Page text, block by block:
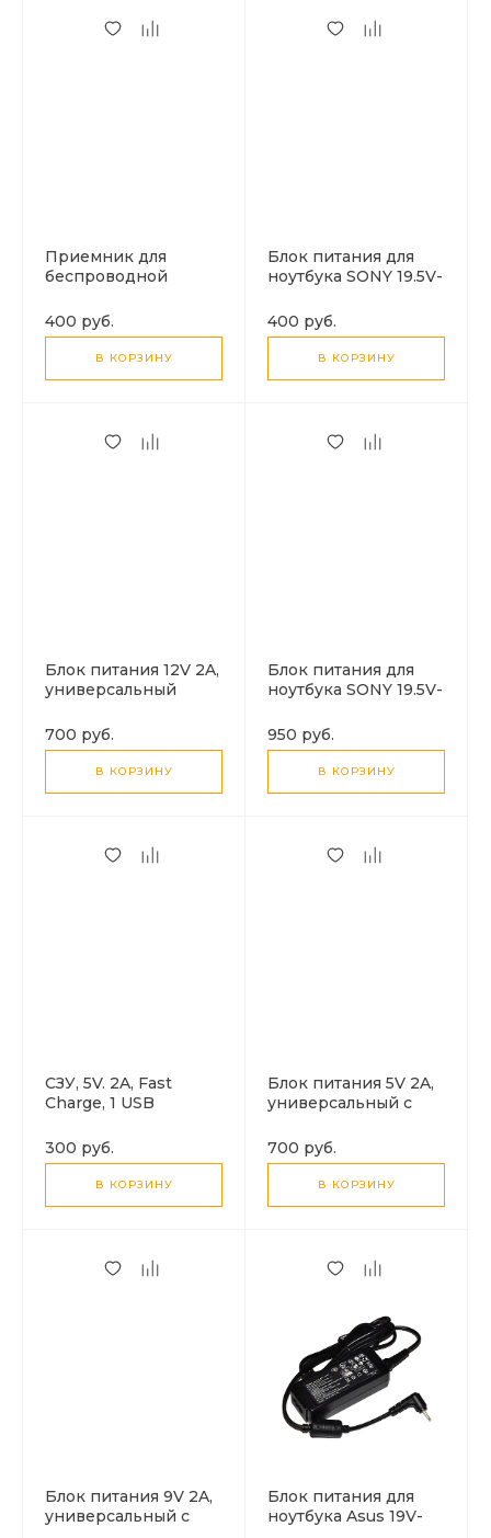
Приемник для
беспроводной
черный
400 руб.
В КОРЗИНУ
Блок питания для
ноутбука SONY 19.5V-
400 руб.
В КОРЗИНУ
Блок питания 12V 2A,
универсальный
700 руб.
В КОРЗИНУ
Блок питания для
ноутбука SONY 19.5V-
950 руб.
В КОРЗИНУ
СЗУ, 5V. 2A, Fast
Charge, 1 USB
300 руб.
В КОРЗИНУ
Блок питания 5V 2A,
универсальный с
700 руб.
В КОРЗИНУ
Блок питания 9V 2A,
универсальный с
Блок питания для
ноутбука Asus 19V-